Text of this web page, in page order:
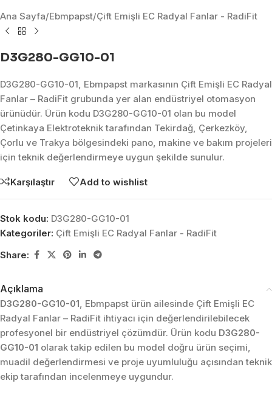
Ana Sayfa/Ebmpapst/Çift Emişli EC Radyal Fanlar - RadiFit
D3G280-GG10-01
D3G280-GG10-01, Ebmpapst markasının Çift Emişli EC Radyal
Fanlar – RadiFit grubunda yer alan endüstriyel otomasyon
ürünüdür. Ürün kodu D3G280-GG10-01 olan bu model
Çetinkaya Elektroteknik tarafından Tekirdağ, Çerkezköy,
Çorlu ve Trakya bölgesindeki pano, makine ve bakım projeleri
için teknik değerlendirmeye uygun şekilde sunulur.
Karşılaştır Add to wishlist
Stok kodu: D3G280-GG10-01
Kategoriler: Çift Emişli EC Radyal Fanlar - RadiFit
Share:
Açıklama
D3G280-GG10-01, Ebmpapst ürün ailesinde Çift Emişli EC
Radyal Fanlar – RadiFit ihtiyacı için değerlendirilebilecek
profesyonel bir endüstriyel çözümdür. Ürün kodu D3G280-
GG10-01 olarak takip edilen bu model doğru ürün seçimi,
muadil değerlendirmesi ve proje uyumluluğu açısından teknik
ekip tarafından incelenmeye uygundur.